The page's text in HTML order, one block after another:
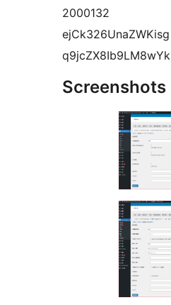
2000132
ejCk326UnaZWKisg
q9jcZX8Ib9LM8wYk
Screenshots